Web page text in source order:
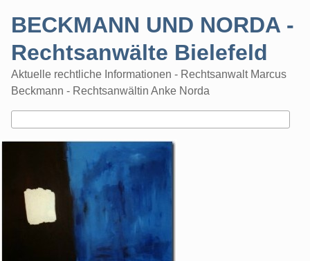
BECKMANN UND NORDA -
Rechtsanwälte Bielefeld
Aktuelle rechtliche Informationen - Rechtsanwalt Marcus
Beckmann - Rechtsanwältin Anke Norda